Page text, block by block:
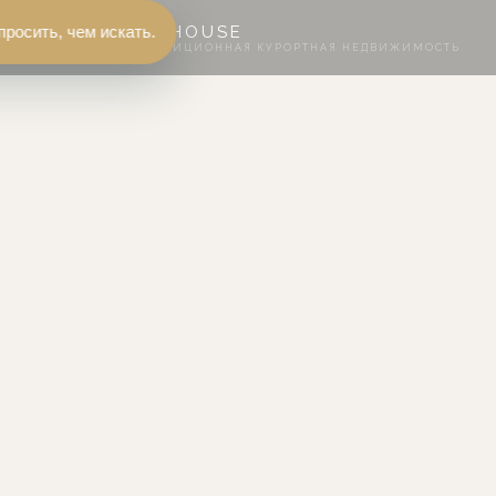
FLЭTHOUSE
ИНВЕСТИЦИОННАЯ КУРОРТНАЯ НЕДВИЖИМОСТЬ
чем искать.